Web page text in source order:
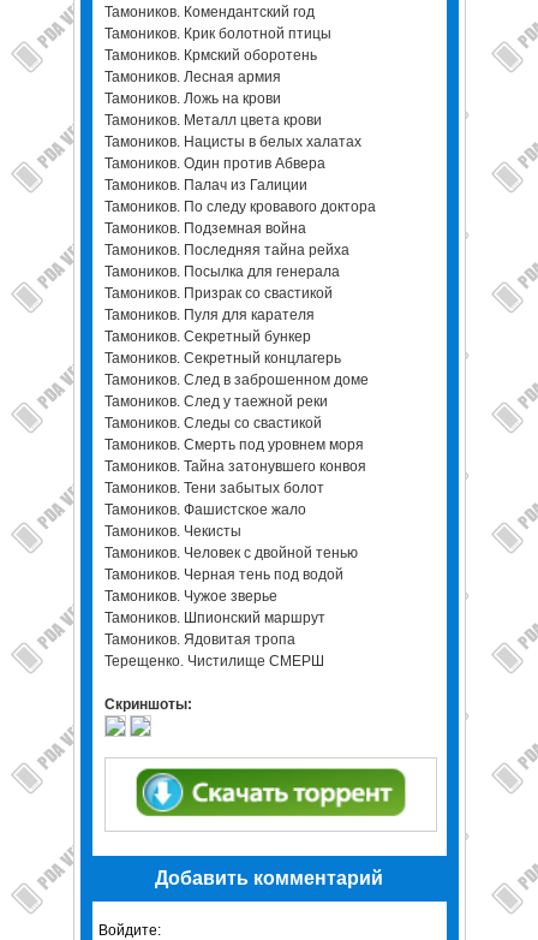
Тамоников. Комендантский год
Тамоников. Крик болотной птицы
Тамоников. Крмский оборотень
Тамоников. Лесная армия
Тамоников. Ложь на крови
Тамоников. Металл цвета крови
Тамоников. Нацисты в белых халатах
Тамоников. Один против Абвера
Тамоников. Палач из Галиции
Тамоников. По следу кровавого доктора
Тамоников. Подземная война
Тамоников. Последняя тайна рейха
Тамоников. Посылка для генерала
Тамоников. Призрак со свастикой
Тамоников. Пуля для карателя
Тамоников. Секретный бункер
Тамоников. Секретный концлагерь
Тамоников. След в заброшенном доме
Тамоников. След у таежной реки
Тамоников. Следы со свастикой
Тамоников. Смерть под уровнем моря
Тамоников. Тайна затонувшего конвоя
Тамоников. Тени забытых болот
Тамоников. Фашистское жало
Тамоников. Чекисты
Тамоников. Человек с двойной тенью
Тамоников. Черная тень под водой
Тамоников. Чужое зверье
Тамоников. Шпионский маршрут
Тамоников. Ядовитая тропа
Терещенко. Чистилище СМЕРШ
Скриншоты:
Добавить комментарий
Войдите: